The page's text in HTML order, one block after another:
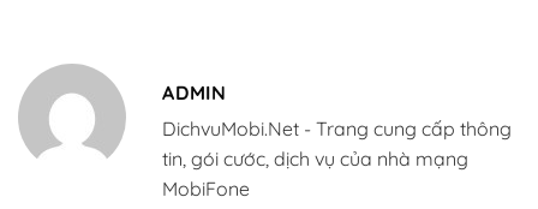
ADMIN
DichvuMobi.Net - Trang cung cấp thông
tin, gói cước, dịch vụ của nhà mạng
MobiFone